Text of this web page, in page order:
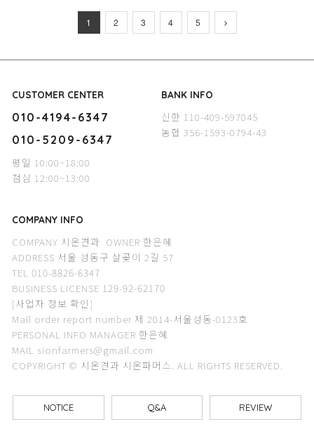
1 2 3 4 5
CUSTOMER CENTER
010-4194-6347
010-5209-6347
평일 10:00~18:00
점심 12:00~13:00
BANK INFO
신한 110-409-597045
농협 356-1593-0794-43
COMPANY INFO
COMPANY 시온견과 OWNER 한은혜
ADDRESS 서울 성동구 살곶이 2길 57
TEL 010-8826-6347
BUSINESS LICENSE 129-92-62170
[사업자 정보 확인]
Mail order report number 제 2014-서울성동-0123호
PERSONAL INFO MANAGER 한은혜
MAIL sionfarmers@gmail.com
COPYRIGHT © 시온견과 시온파머스. ALL RIGHTS RESERVED.
NOTICE Q&A REVIEW